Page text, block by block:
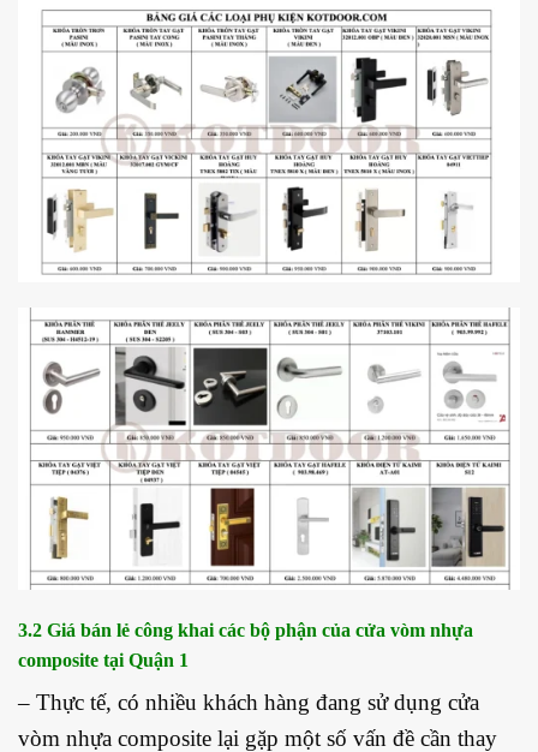
3.2 Giá bán lẻ công khai các bộ phận của cửa vòm nhựa
composite tại Quận 1
– Thực tế, có nhiều khách hàng đang sử dụng cửa
vòm nhựa composite lại gặp một số vấn đề cần thay